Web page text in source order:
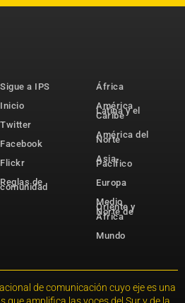
Sigue a IPS
Inicio
Twitter
Facebook
Flickr
Reglas de
comunidad
África
América
Latina y el
Caribe
América del
Norte
Asia-
Pacífico
Europa
Medio
Oriente y
Norte de
África
Mundo
de comunicación cuyo eje es una
que amplifica las voces del Sur y de la